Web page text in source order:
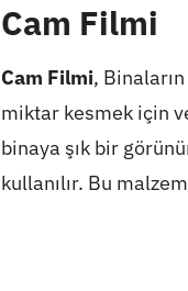
Cam Filmi
Cam Filmi,
miktar kesmek için
binaya şık bir
kullanılır. Bu